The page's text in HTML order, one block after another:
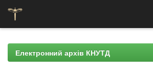
navigationЕлектронний архів КНУТД